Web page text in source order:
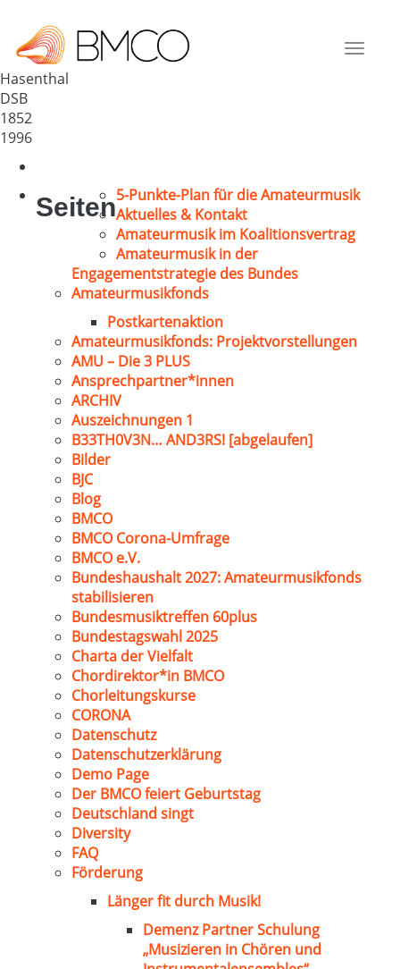
Toggle
Deutschland
96523
Hasenthal
DSB
1852
1996
Seiten5-Punkte-Plan für die Amateurmusik
Aktuelles & Kontakt
Amateurmusik im Koalitionsvertrag
Amateurmusik in der
Engagementstrategie des Bundes
Amateurmusikfonds
Postkartenaktion
Amateurmusikfonds: Projektvorstellungen
AMU – Die 3 PLUS
Ansprechpartner*innen
ARCHIV
Auszeichnungen 1
B33TH0V3N… AND3RS! [abgelaufen]
Bilder
BJC
Blog
BMCO
BMCO Corona-Umfrage
BMCO e.V.
Bundeshaushalt 2027: Amateurmusikfonds
stabilisieren
Bundesmusiktreffen 60plus
Bundestagswahl 2025
Charta der Vielfalt
Chordirektor*in BMCO
Chorleitungskurse
CORONA
Datenschutz
Datenschutzerklärung
Demo Page
Der BMCO feiert Geburtstag
Deutschland singt
Diversity
FAQ
Förderung
Länger fit durch Musik!
Demenz Partner Schulung
„Musizieren in Chören und